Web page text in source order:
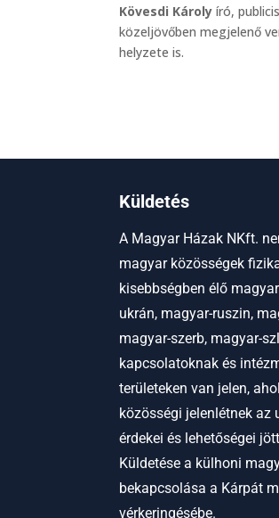
Kövesdi Károly író,
közeljövőben megjelenő
helyzete is.
Küldetés
A Magyar Házak NKft.
magyar közösségek
kisebbségben élő
ukrán, magyar-ruszin,
magyar-szerb, magyar-
kapcsolatoknak és
területeken van jelen,
közösségi jelenlétnek az
érdekei és lehetőségei
Küldetése a külhoni
bekapcsolása a Kárpát
vérkeringésébe.